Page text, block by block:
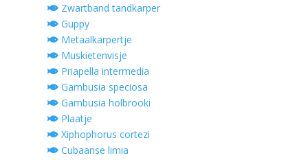
Zwartband tandkarper
Guppy
Metaalkarpertje
Muskietenvisje
Priapella intermedia
Gambusia speciosa
Gambusia holbrooki
Plaatje
Xiphophorus cortezi
Cubaanse limia